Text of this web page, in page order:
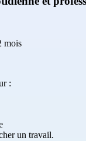
mois
:
un travail.